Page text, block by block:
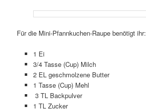
Für die Mini-Pfannkuchen-Raupe benötigt ihr:
1 Ei
3/4 Tasse (Cup) Milch
2 EL geschmolzene Butter
1 Tasse (Cup) Mehl
3 TL Backpulver
1 TL Zucker